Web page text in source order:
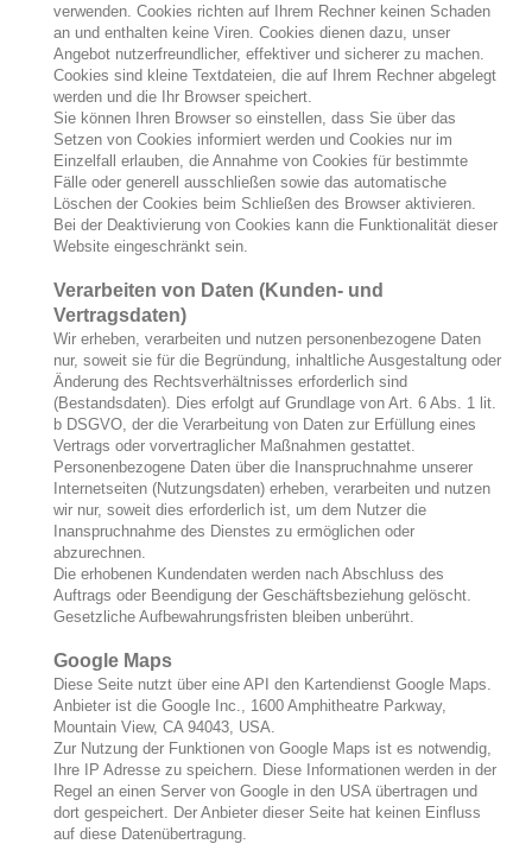
verwenden. Cookies richten auf Ihrem Rechner keinen Schaden
an und enthalten keine Viren. Cookies dienen dazu, unser
Angebot nutzerfreundlicher, effektiver und sicherer zu machen.
Cookies sind kleine Textdateien, die auf Ihrem Rechner abgelegt
werden und die Ihr Browser speichert.
Sie können Ihren Browser so einstellen, dass Sie über das
Setzen von Cookies informiert werden und Cookies nur im
Einzelfall erlauben, die Annahme von Cookies für bestimmte
Fälle oder generell ausschließen sowie das automatische
Löschen der Cookies beim Schließen des Browser aktivieren.
Bei der Deaktivierung von Cookies kann die Funktionalität dieser
Website eingeschränkt sein.
Verarbeiten von Daten (Kunden- und
Vertragsdaten)
Wir erheben, verarbeiten und nutzen personenbezogene Daten
nur, soweit sie für die Begründung, inhaltliche Ausgestaltung oder
Änderung des Rechtsverhältnisses erforderlich sind
(Bestandsdaten). Dies erfolgt auf Grundlage von Art. 6 Abs. 1 lit.
b DSGVO, der die Verarbeitung von Daten zur Erfüllung eines
Vertrags oder vorvertraglicher Maßnahmen gestattet.
Personenbezogene Daten über die Inanspruchnahme unserer
Internetseiten (Nutzungsdaten) erheben, verarbeiten und nutzen
wir nur, soweit dies erforderlich ist, um dem Nutzer die
Inanspruchnahme des Dienstes zu ermöglichen oder
abzurechnen.
Die erhobenen Kundendaten werden nach Abschluss des
Auftrags oder Beendigung der Geschäftsbeziehung gelöscht.
Gesetzliche Aufbewahrungsfristen bleiben unberührt.
Google Maps
Diese Seite nutzt über eine API den Kartendienst Google Maps.
Anbieter ist die Google Inc., 1600 Amphitheatre Parkway,
Mountain View, CA 94043, USA.
Zur Nutzung der Funktionen von Google Maps ist es notwendig,
Ihre IP Adresse zu speichern. Diese Informationen werden in der
Regel an einen Server von Google in den USA übertragen und
dort gespeichert. Der Anbieter dieser Seite hat keinen Einfluss
auf diese Datenübertragung.